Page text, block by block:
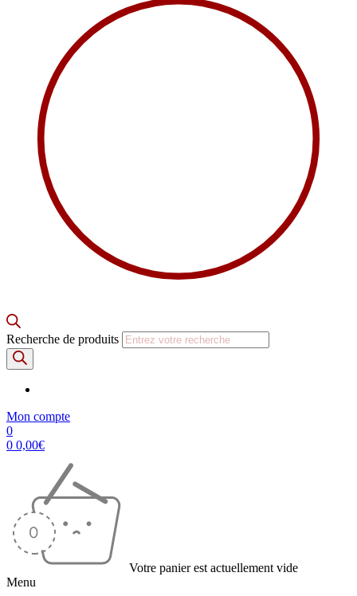
Recherche de produits
Mon compte
0
0 0,00€
Votre panier est actuellement vide
Menu